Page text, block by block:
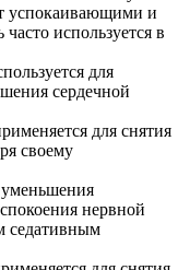
успокаивающими и
используется в
для
сердечной
для снятия
своему
уменьшения
нервной
седативным